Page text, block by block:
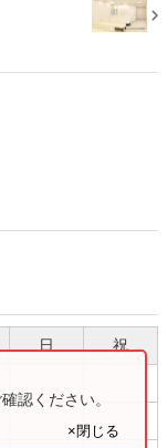
日 祝
認ください。
×閉じる